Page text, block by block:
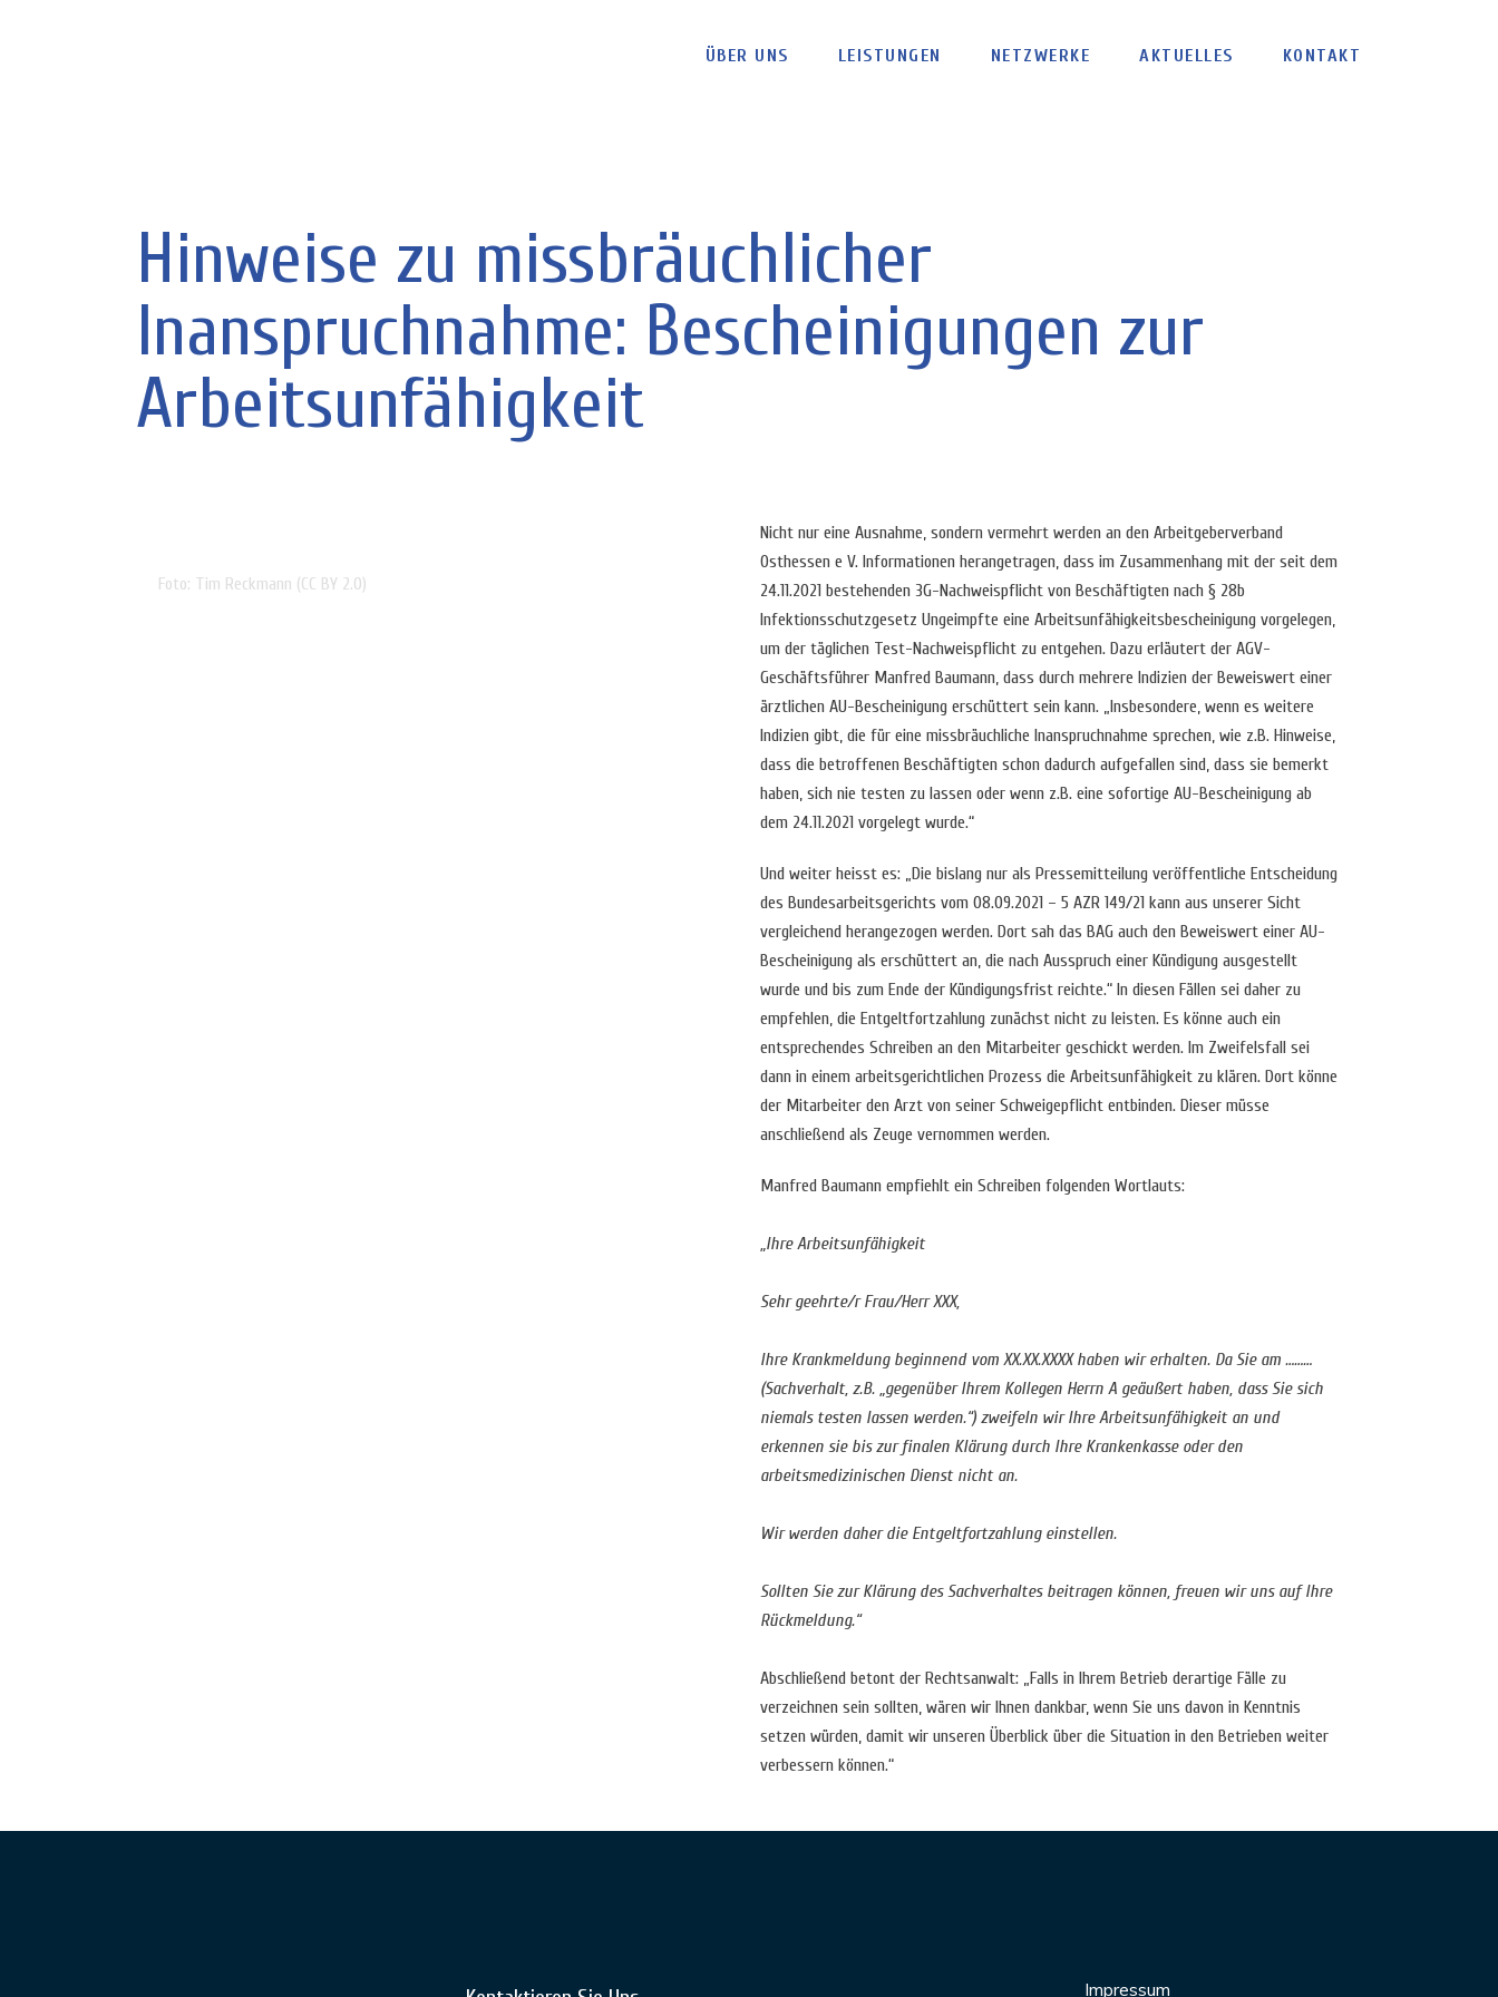
ÜBER UNS LEISTUNGEN NETZWERKE AKTUELLES KONTAKT
Hinweise zu missbräuchlicher
Inanspruchnahme: Bescheinigungen zur
Arbeitsunfähigkeit
Foto: Tim Reckmann (CC BY 2.0)
Nicht nur eine Ausnahme, sondern vermehrt werden an den Arbeitgeberverband
Osthessen e V. Informationen herangetragen, dass im Zusammenhang mit der seit dem
24.11.2021 bestehenden 3G-Nachweispflicht von Beschäftigten nach § 28b
Infektionsschutzgesetz Ungeimpfte eine Arbeitsunfähigkeitsbescheinigung vorgelegen,
um der täglichen Test-Nachweispflicht zu entgehen. Dazu erläutert der AGV-
Geschäftsführer Manfred Baumann, dass durch mehrere Indizien der Beweiswert einer
ärztlichen AU-Bescheinigung erschüttert sein kann. „Insbesondere, wenn es weitere
Indizien gibt, die für eine missbräuchliche Inanspruchnahme sprechen, wie z.B. Hinweise,
dass die betroffenen Beschäftigten schon dadurch aufgefallen sind, dass sie bemerkt
haben, sich nie testen zu lassen oder wenn z.B. eine sofortige AU-Bescheinigung ab
dem 24.11.2021 vorgelegt wurde.“
Und weiter heisst es: „Die bislang nur als Pressemitteilung veröffentliche Entscheidung
des Bundesarbeitsgerichts vom 08.09.2021 – 5 AZR 149/21 kann aus unserer Sicht
vergleichend herangezogen werden. Dort sah das BAG auch den Beweiswert einer AU-
Bescheinigung als erschüttert an, die nach Ausspruch einer Kündigung ausgestellt
wurde und bis zum Ende der Kündigungsfrist reichte.“ In diesen Fällen sei daher zu
empfehlen, die Entgeltfortzahlung zunächst nicht zu leisten. Es könne auch ein
entsprechendes Schreiben an den Mitarbeiter geschickt werden. Im Zweifelsfall sei
dann in einem arbeitsgerichtlichen Prozess die Arbeitsunfähigkeit zu klären. Dort könne
der Mitarbeiter den Arzt von seiner Schweigepflicht entbinden. Dieser müsse
anschließend als Zeuge vernommen werden.
Manfred Baumann empfiehlt ein Schreiben folgenden Wortlauts:
„Ihre Arbeitsunfähigkeit
Sehr geehrte/r Frau/Herr XXX,
Ihre Krankmeldung beginnend vom XX.XX.XXXX haben wir erhalten. Da Sie am ………
(Sachverhalt, z.B. „gegenüber Ihrem Kollegen Herrn A geäußert haben, dass Sie sich
niemals testen lassen werden.“) zweifeln wir Ihre Arbeitsunfähigkeit an und
erkennen sie bis zur finalen Klärung durch Ihre Krankenkasse oder den
arbeitsmedizinischen Dienst nicht an.
Wir werden daher die Entgeltfortzahlung einstellen.
Sollten Sie zur Klärung des Sachverhaltes beitragen können, freuen wir uns auf Ihre
Rückmeldung.“
Abschließend betont der Rechtsanwalt: „Falls in Ihrem Betrieb derartige Fälle zu
verzeichnen sein sollten, wären wir Ihnen dankbar, wenn Sie uns davon in Kenntnis
setzen würden, damit wir unseren Überblick über die Situation in den Betrieben weiter
verbessern können.“
Impressum